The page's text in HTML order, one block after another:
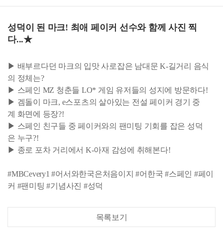
성덕이 된 마크! 최애 페이커 선수와 함께 사진 찍
다...★
▶ 배부르다던 마크의 입맛 사로잡은 남대문 K-길거리 음식
의 정체는?
▶ 스페인 MZ 청춘들 LO* 게임 유저들의 성지에 방문하다!
▶ 겜돌이 마크, e스포츠의 살아있는 전설 페이커 경기 중
계 화면에 등장?!
▶ 스페인 친구들 중 페이커와의 팬미팅 기회를 잡은 성덕
은 누구?!
▶ 종로 포차 거리에서 K-아재 감성에 취해본다!
#MBCevery1 #어서와한국은처음이지 #어한국 #스페인 #페이
커 #팬미팅 #기념사진 #성덕
목록보기